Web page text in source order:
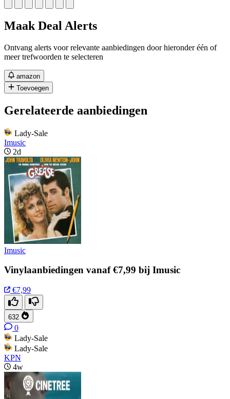
Maak Deal Alerts
Ontvang alerts voor relevante aanbiedingen door hieronder één of
meer trefwoorden te selecteren
amazon
Toevoegen
Gerelateerde aanbiedingen
Lady-Sale
Imusic
2d
Imusic
Vinylaanbiedingen vanaf €7,99 bij Imusic
€7,99
632
0
Lady-Sale
Lady-Sale
KPN
4w